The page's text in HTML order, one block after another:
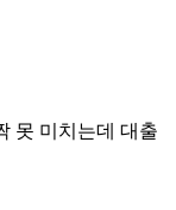
못 미치는데 대출